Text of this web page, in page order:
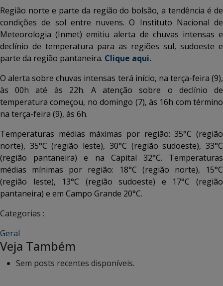
Região norte e parte da região do bolsão, a tendência é de
condições de sol entre nuvens. O Instituto Nacional de
Meteorologia (Inmet) emitiu alerta de chuvas intensas e
declínio de temperatura para as regiões sul, sudoeste e
parte da região pantaneira. Clique aqui.
O alerta sobre chuvas intensas terá início, na terça-feira (9),
às 00h até às 22h. A atenção sobre o declínio de
temperatura começou, no domingo (7), às 16h com término
na terça-feira (9), às 6h.
Temperaturas médias máximas por região: 35°C (região
norte), 35°C (região leste), 30°C (região sudoeste), 33°C
(região pantaneira) e na Capital 32°C. Temperaturas
médias mínimas por região: 18°C (região norte), 15°C
(região leste), 13°C (região sudoeste) e 17°C (região
pantaneira) e em Campo Grande 20°C.
Categorias :
Geral
Veja Também
Sem posts recentes disponíveis.